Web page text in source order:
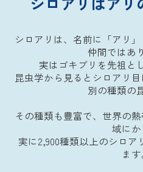
シロアリは、名前に「アリ
仲間ではあ
実はゴキブリを先祖と
昆虫学から見るとシロアリ
別の種類の
その種類も豊富で、世界の
域にか
実に2,900種類以上のシロ
ます